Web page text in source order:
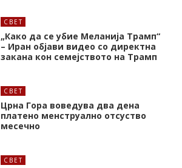
СВЕТ
„Како да се убие Меланија Трамп“
– Иран објави видео со директна
закана кон семејството на Трамп
СВЕТ
Црна Гора воведува два дена
платено менструално отсуство
месечно
СВЕТ